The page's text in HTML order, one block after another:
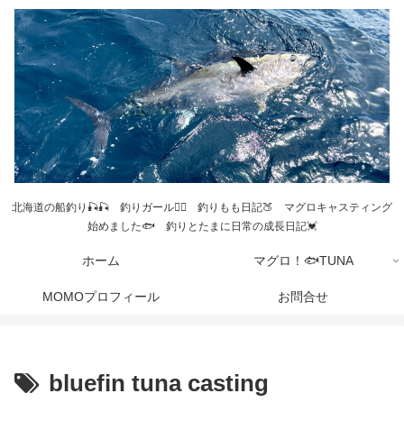
北海道の船釣り🎣🎣 釣りガール💁‍♀️ 釣りもも日記🍑 マグロキャスティング
始めました🐟 釣りとたまに日常の成長日記💓
ホーム マグロ！🐟TUNA
MOMOプロフィール お問合せ
bluefin tuna casting